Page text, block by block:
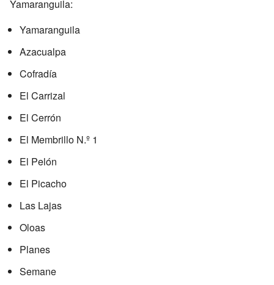
Yamaranguila:
Yamaranguila
Azacualpa
Cofradía
El Carrizal
El Cerrón
El Membrillo N.º 1
El Pelón
El Picacho
Las Lajas
Oloas
Planes
Semane